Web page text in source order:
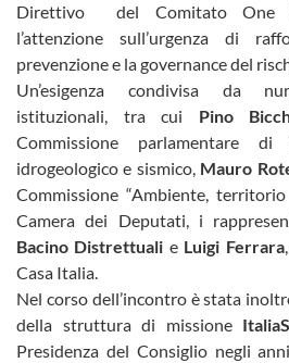
Direttivo del Comitato One
l’attenzione sull’urgenza di
prevenzione e la governance del
Un’esigenza condivisa da
istituzionali, tra cui Pino
Commissione parlamentare
idrogeologico e sismico, Mauro
Commissione “Ambiente,
Camera dei Deputati, i
Bacino Distrettuali e Luigi Ferrara
Casa Italia.
Nel corso dell’incontro è stata
della struttura di missione
Presidenza del Consiglio negli